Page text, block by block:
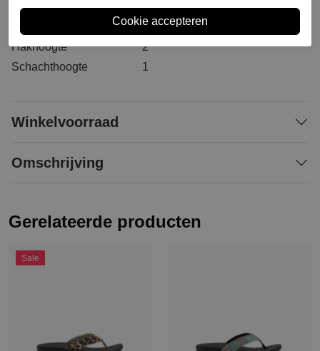
Materiaal binnenkant
Stof/synthetisch
Rubber
Hakhoogte
2
Schachthoogte
1
Winkelvoorraad
Omschrijving
Gerelateerde producten
Sale